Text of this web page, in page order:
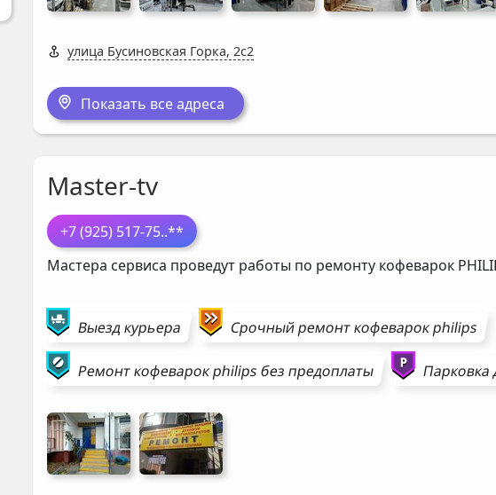
улица Бусиновская Горка, 2с2
Показать все адреса
Master-tv
+7 (925) 517-75..**
Мастера сервиса проведут работы по ремонту кофеварок
Выезд курьера Срочный ремонткофеварокphilips
Ремонткофеварокphilipsбез предоплаты Парковка